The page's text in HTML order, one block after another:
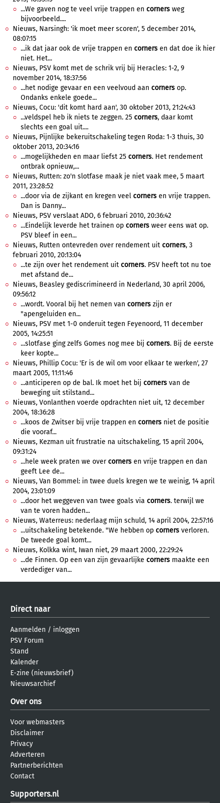
...We gaven nog te veel vrije trappen en corners weg
bijvoorbeeld....
Nieuws, Narsingh: 'ik moet meer scoren', 5 december 2014,
08:07:15
...ik dat jaar ook de vrije trappen en corners en dat doe ik hier
niet. Het...
Nieuws, PSV komt met de schrik vrij bij Heracles: 1-2, 9
november 2014, 18:37:56
...het nodige gevaar en een veelvoud aan corners op.
Ondanks enkele goede...
Nieuws, Cocu: 'dit komt hard aan', 30 oktober 2013, 21:24:43
...veldspel heb ik niets te zeggen. 25 corners, daar komt
slechts een goal uit....
Nieuws, Pijnlijke bekeruitschakeling tegen Roda: 1-3 thuis, 30
oktober 2013, 20:34:16
...mogelijkheden en maar liefst 25 corners. Het rendement
ontbrak opnieuw,...
Nieuws, Rutten: zo'n slotfase maak je niet vaak mee, 5 maart
2011, 23:28:52
...door via de zijkant en kregen veel corners en vrije trappen.
Dan is Danny...
Nieuws, PSV verslaat ADO, 6 februari 2010, 20:36:42
...Eindelijk leverde het trainen op corners weer eens wat op.
PSV bleef in een...
Nieuws, Rutten ontevreden over rendement uit corners, 3
februari 2010, 20:13:04
...te zijn over het rendement uit corners. PSV heeft tot nu toe
met afstand de...
Nieuws, Beasley gediscrimineerd in Nederland, 30 april 2006,
09:56:12
...wordt. Vooral bij het nemen van corners zijn er
"apengeluiden en...
Nieuws, PSV met 1-0 onderuit tegen Feyenoord, 11 december
2005, 14:25:51
...slotfase ging zelfs Gomes nog mee bij corners. Bij de eerste
keer kopte...
Nieuws, Phillip Cocu: 'Er is de wil om voor elkaar te werken', 27
maart 2005, 11:11:46
...anticiperen op de bal. Ik moet het bij corners van de
beweging uit stilstand...
Nieuws, Vonlanthen voerde opdrachten niet uit, 12 december
2004, 18:36:28
...koos de Zwitser bij vrije trappen en corners niet de positie
die vooraf...
Nieuws, Kezman uit frustratie na uitschakeling, 15 april 2004,
09:31:24
...hele week praten we overcorners en vrije trappen en dan
geeft Lee de...
Nieuws, Van Bommel: in twee duels kregen we te weinig, 14 april
2004, 23:01:09
...door het weggeven van twee goals via corners. terwijl we
van te voren hadden...
Nieuws, Waterreus: nederlaag mijn schuld, 14 april 2004, 22:57:16
...uitschakeling betekende. "We hebben op corners verloren.
De tweede goal komt...
Nieuws, Kolkka wint, Iwan niet, 29 maart 2000, 22:29:24
...de Finnen. Op een van zijn gevaarlijke corners maakte een
verdediger van...
Direct naar
Aanmelden / inloggen
PSV Forum
Stand
Kalender
E-zine (nieuwsbrief)
Nieuwsarchief
Over ons
Voor webmasters
Disclaimer
Privacy
Adverteren
Partnerberichten
Contact
Supporters.nl